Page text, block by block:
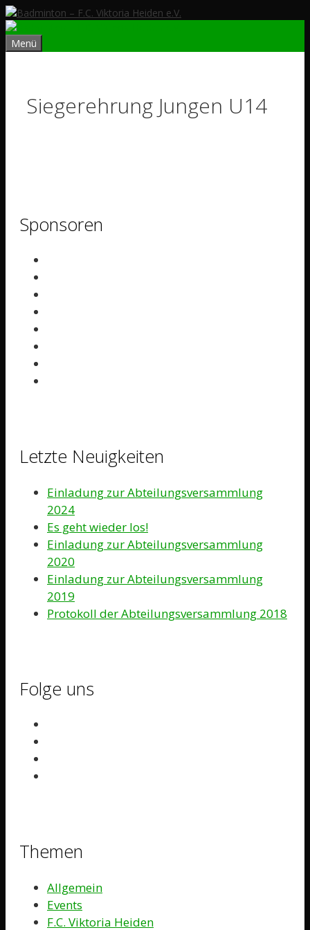
Zum
Inhalt
springen
Menü
Siegerehrung Jungen U14
Sponsoren
Letzte Neuigkeiten
Einladung zur Abteilungsversammlung
2024
Es geht wieder los!
Einladung zur Abteilungsversammlung
2020
Einladung zur Abteilungsversammlung
2019
Protokoll der Abteilungsversammlung 2018
Folge uns
Themen
Allgemein
Events
F.C. Viktoria Heiden